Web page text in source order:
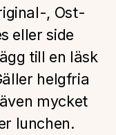
, Ost-
eller side
till en läsk
helgfria
mycket
lunchen.